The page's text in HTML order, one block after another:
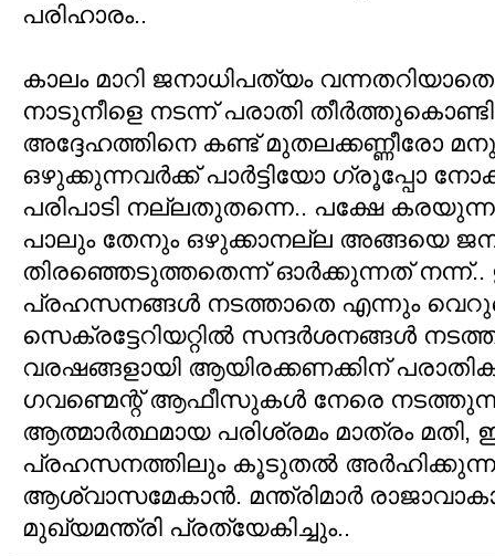
പരിഹാരം..
കാലം മാറി ജനാധിപത്യം
നാടുനീളെ നടന്ന് പരാതി
അദ്ദേഹത്തിനെ കണ്ട് മുതലക്കണ്ണീരോ
ഒഴുക്കുന്നവര്‍ക്ക് പാര്‍ട്ടിയോ ഗ്രൂപ്പോ
പരിപാടി നല്ലതുതന്നെ.. പക്ഷേ
പാലും തേനും ഒഴുക്കാനല്ല അങ്ങയെ
തിരഞ്ഞെടുത്തതെന്ന് ഓര്‍ക്കുന്നത് നന്ന്..
പ്രഹസനങ്ങള്‍ നടത്താതെ എന്നും
സെക്രട്ടേറിയറ്റില്‍ സന്ദര്‍ശനങ്ങള്‍
വരഷങ്ങളായി ആയിരക്കണക്കിന് പരാതികള്‍
ഗവണ്മെന്റ് ആഫീസുകള്‍ നേരെ
ആത്മാര്‍ത്ഥമായ പരിശ്രമം മാത്രം
പ്രഹസനത്തിലും കൂടുതല്‍
ആശ്വാസമേകാന്‍. മന്ത്രിമാര്‍
മുഖ്യമന്ത്രി പ്രത്യേകിച്ചും..